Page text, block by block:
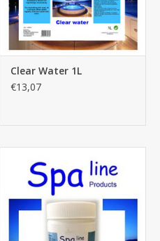
Clear Water 1L
€13,07
1kg
AJOUTER AU PANIER